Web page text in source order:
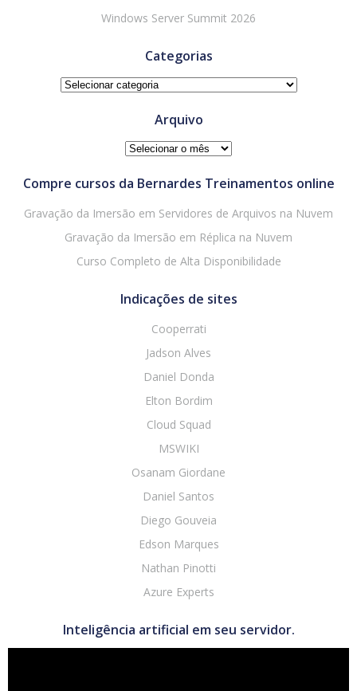
Windows Server Summit 2026
Categorias
Categorias
Arquivo
Arquivo
Compre cursos da Bernardes Treinamentos online
Gravação da Imersão em Servidores de Arquivos na Nuvem
Gravação da Imersão em Réplica na Nuvem
Curso Completo de Alta Disponibilidade
Indicações de sites
Cooperrati
Jadson Alves
Daniel Donda
Elton Bordim
Cloud Squad
MSWIKI
Osanam Giordane
Daniel Santos
Diego Gouveia
Edson Marques
Nathan Pinotti
Azure Experts
Inteligência artificial em seu servidor.